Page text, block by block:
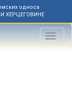
односа
ХЕРЦЕГОВИНЕ
Toggle